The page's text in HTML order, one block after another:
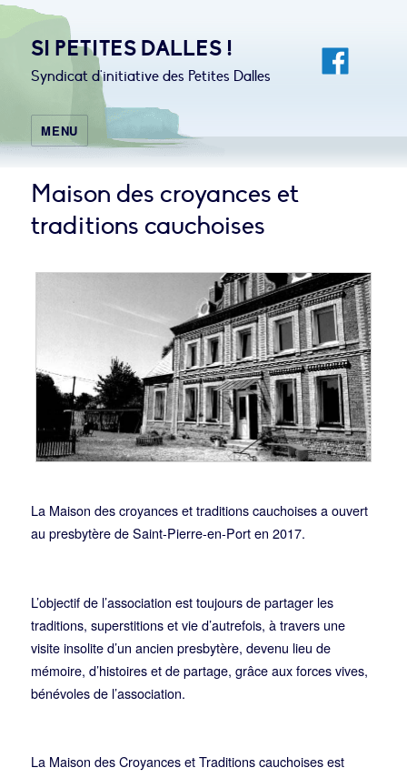
SI PETITES DALLES !
Syndicat d'initiative des Petites Dalles
MENU
Maison des croyances et
traditions cauchoises
La Maison des croyances et traditions cauchoises a ouvert
au presbytère de Saint-Pierre-en-Port en 2017.
L’objectif de l’association est toujours de partager les
traditions, superstitions et vie d’autrefois, à travers une
visite insolite d’un ancien presbytère, devenu lieu de
mémoire, d’histoires et de partage, grâce aux forces vives,
bénévoles de l’association.
La Maison des Croyances et Traditions cauchoises est